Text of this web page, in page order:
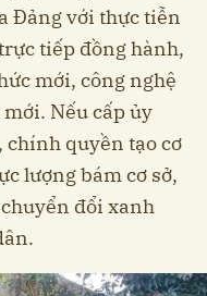
Đảng với thực tiễn
tiếp đồng hành,
mới, công nghệ
Nếu cấp ủy
quyền tạo cơ
lượng bám cơ sở,
đổi xanh